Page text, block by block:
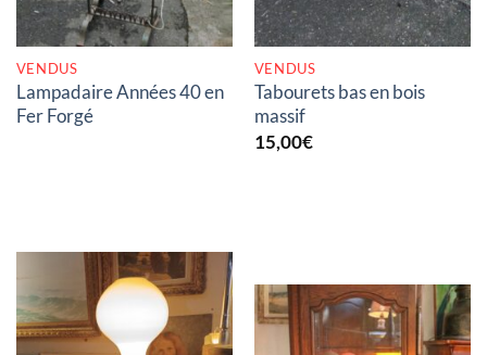
VENDUS
Lampadaire Années 40 en
Fer Forgé
VENDUS
Tabourets bas en bois
massif
15,00€